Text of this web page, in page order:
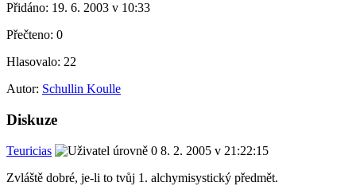
Přidáno: 19. 6. 2003 v 10:33
Přečteno: 0
Hlasovalo: 22
Autor: Schullin Koulle
Diskuze
Teuricias
8. 2. 2005 v 21:22:15
Zvláště dobré, je-li to tvůj 1. alchymisystický předmět.